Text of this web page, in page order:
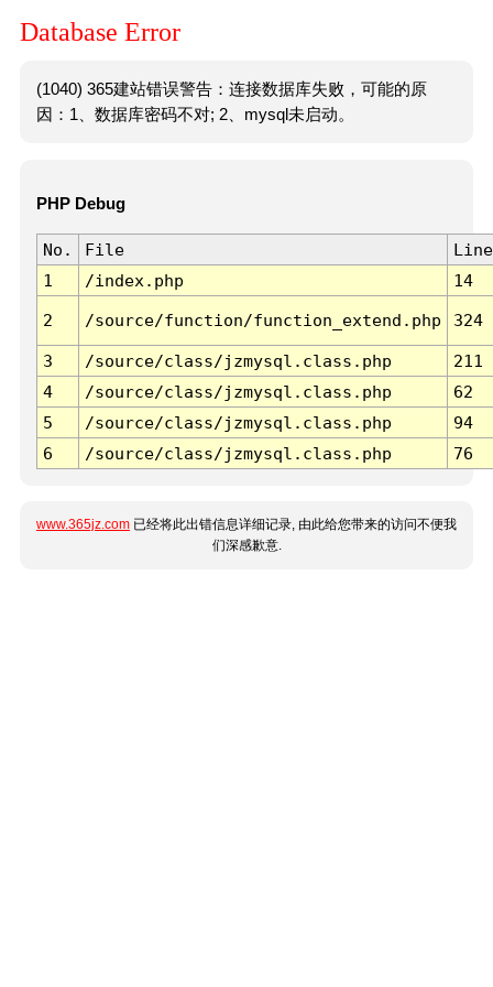
Database Error
(1040) 365建站错误警告：连接数据库失败，可能的原
因：1、数据库密码不对; 2、mysql未启动。
PHP Debug
No. File
Line
1
/index.php 14
2 /source/function/function_extend.php 324
3 /source/class/jzmysql.class.php
211
4
/source/class/jzmysql.class.php
62
5
/source/class/jzmysql.class.php
94
6
/source/class/jzmysql.class.php 76
www.365jz.com 已经将此出错信息详细记录, 由此给您带来的访问不便我
们深感歉意.